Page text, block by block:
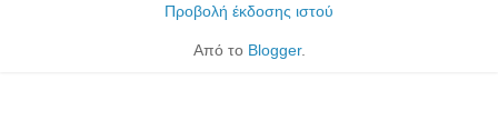
Προβολή έκδοσης ιστού
Από το Blogger.